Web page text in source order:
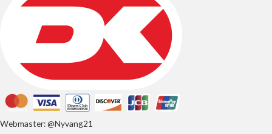
Webmaster: @Nyvang21